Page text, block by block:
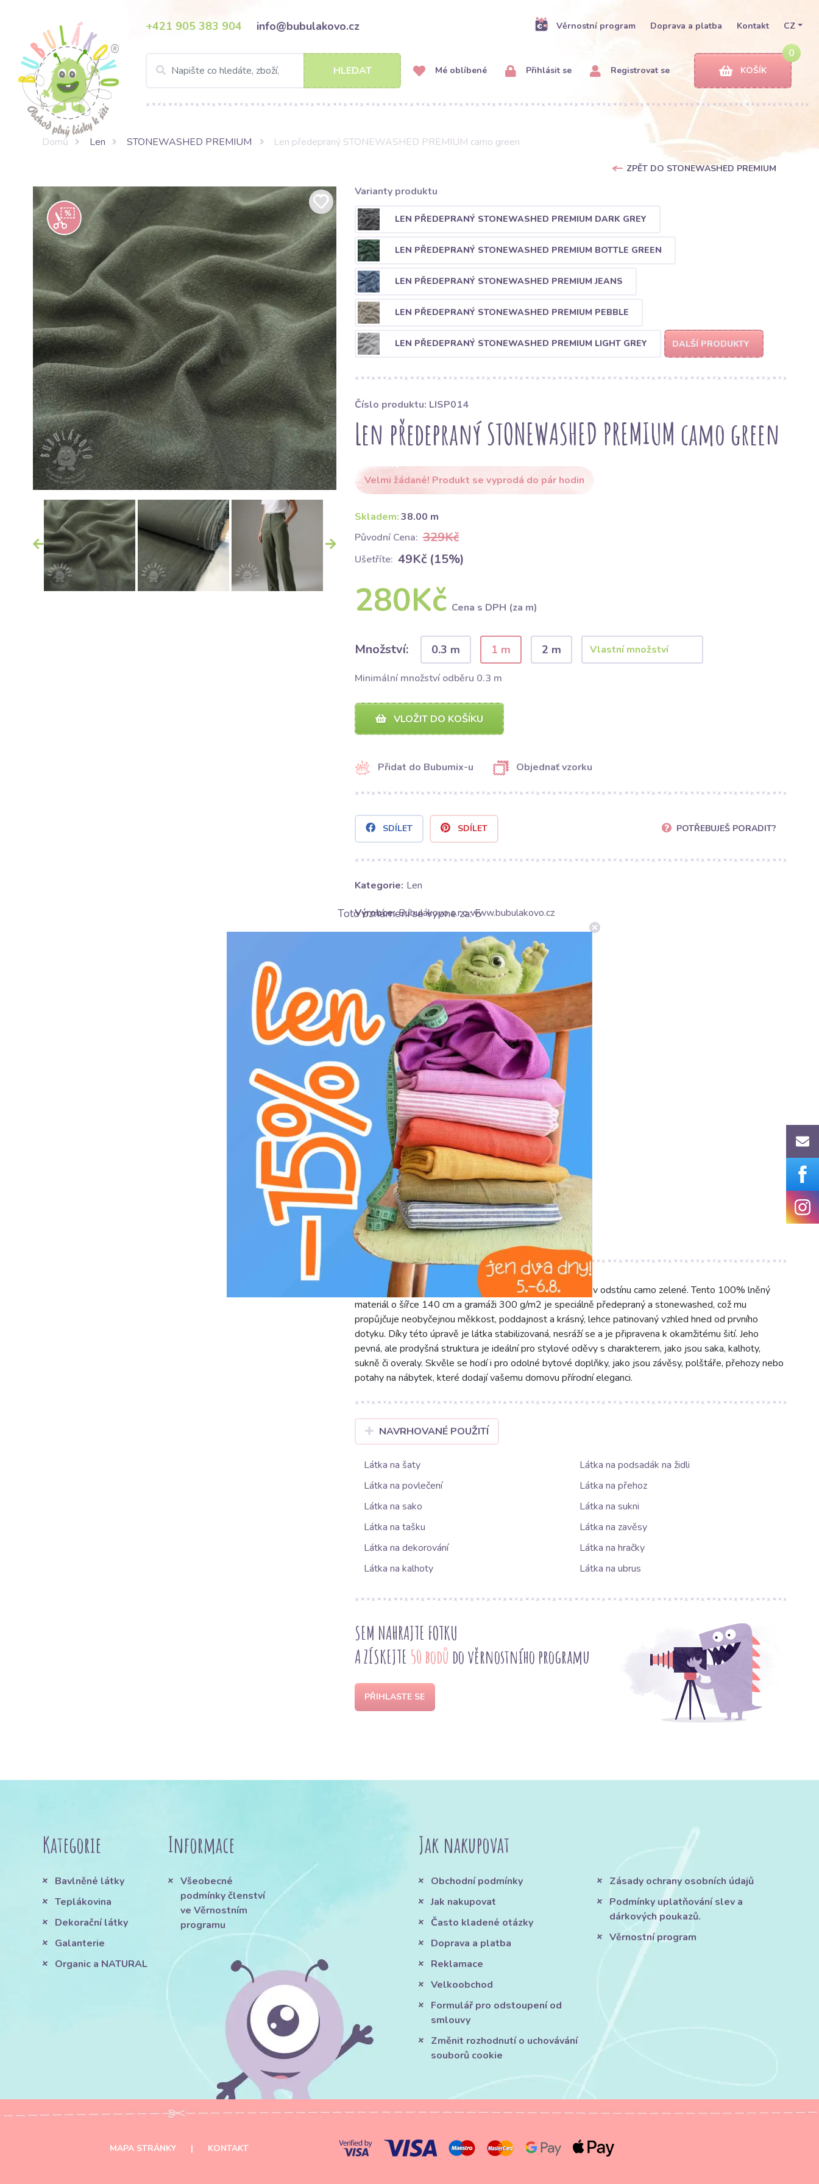
+421 905 383 904 info@bubulakovo.cz Věrnostní program Doprava a platba Kontakt CZ
HLEDAT Mé oblíbené Přihlásit se Registrovat se
0
KOŠÍK
Domů Len STONEWASHED PREMIUM Len předepraný STONEWASHED PREMIUM camo green
ZPĚT DO STONEWASHED PREMIUM
Varianty produktu
LEN PŘEDEPRANÝ STONEWASHED PREMIUM DARK GREY
LEN PŘEDEPRANÝ STONEWASHED PREMIUM BOTTLE GREEN
LEN PŘEDEPRANÝ STONEWASHED PREMIUM JEANS
LEN PŘEDEPRANÝ STONEWASHED PREMIUM PEBBLE
LEN PŘEDEPRANÝ STONEWASHED PREMIUM LIGHT GREY DALŠÍ PRODUKTY
Číslo produktu: LISP014
Len předepraný STONEWASHED PREMIUM camo green
Velmi žádané! Produkt se vyprodá do pár hodin
Skladem:38.00 m
Původní Cena: 329Kč
Ušetříte: 49Kč (15%)
280Kč Cena s DPH (za m)
Množství: 0.3 m 1 m 2 m
Minimální množství odběru 0.3 m
VLOŽIT DO KOŠÍKU
Přidat do Bubumix-u Objednať vzorku
SDÍLET SDÍLET POTŘEBUJEŠ PORADIT?
Kategorie: Len
Výrobce: Bubulákovo s.r.o www.bubulakovo.cz
Gramáž: 300 g/m2
Motív: Jednobarevné
Barva: zelená
Ošetrování:
E žehlit na středním stupni (150°C)
U nesušit v sušičce
H nebělit
L profesionální chemické čištění
g prát na 30°C
Objevte náš prémiový len STONEWASHED PREMIUM v odstínu camo zelené. Tento 100% lněný
materiál o šířce 140 cm a gramáži 300 g/m2 je speciálně předepraný a stonewashed, což mu
propůjčuje neobyčejnou měkkost, poddajnost a krásný, lehce patinovaný vzhled hned od prvního
dotyku. Díky této úpravě je látka stabilizovaná, nesráží se a je připravena k okamžitému šití. Jeho
pevná, ale prodyšná struktura je ideální pro stylové oděvy s charakterem, jako jsou saka, kalhoty,
sukně či overaly. Skvěle se hodí i pro odolné bytové doplňky, jako jsou závěsy, polštáře, přehozy nebo
potahy na nábytek, které dodají vašemu domovu přírodní eleganci.
NAVRHOVANÉ POUŽITÍ
Látka na šaty
Látka na podsadák na židli
Látka na povlečení
Látka na přehoz
Látka na sako
Látka na sukni
Látka na tašku
Látka na zavěsy
Látka na dekorování
Látka na hračky
Látka na kalhoty
Látka na ubrus
SEM NAHRAJTE FOTKU
A ZÍSKEJTE 50 bodů do věrnostního programu
PŘIHLASTE SE
Kategorie
Bavlněné látky
Teplákovina
Dekorační látky
Galanterie
Organic a NATURAL
Informace
Všeobecné
podmínky členství
ve Věrnostním
programu
Jak nakupovat
Obchodní podmínky
Jak nakupovat
Často kladené otázky
Doprava a platba
Reklamace
Velkoobchod
Formulář pro odstoupení od
smlouvy
Změnit rozhodnutí o uchovávání
souborů cookie
Zásady ochrany osobních údajů
Podmínky uplatňování slev a
dárkových poukazů.
Věrnostní program
MAPA STRÁNKY | KONTAKT
Toto oznámení se vypne za:4